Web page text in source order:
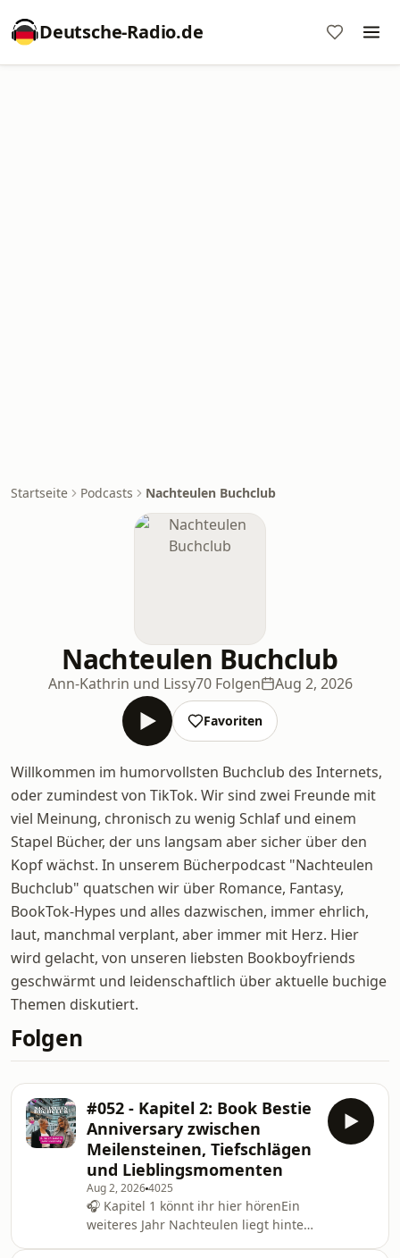
Deutsche-Radio.de
Startseite Podcasts Nachteulen Buchclub
Nachteulen Buchclub
Ann-Kathrin und Lissy70 Folgen Aug 2, 2026
Favoriten
Willkommen im humorvollsten Buchclub des Internets,
oder zumindest von TikTok. Wir sind zwei Freunde mit
viel Meinung, chronisch zu wenig Schlaf und einem
Stapel Bücher, der uns langsam aber sicher über den
Kopf wächst. In unserem Bücherpodcast "Nachteulen
Buchclub" quatschen wir über Romance, Fantasy,
BookTok-Hypes und alles dazwischen, immer ehrlich,
laut, manchmal verplant, aber immer mit Herz. Hier
wird gelacht, von unseren liebsten Bookboyfriends
geschwärmt und leidenschaftlich über aktuelle buchige
Themen diskutiert.
Folgen
#052 - Kapitel 2: Book Bestie
Anniversary zwischen
Meilensteinen, Tiefschlägen
und Lieblingsmomenten
Aug 2, 20264025
🎧 Kapitel 1 könnt ihr hier hörenEin
weiteres Jahr Nachteulen liegt hinter